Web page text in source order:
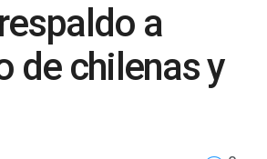
a
de chilenas y